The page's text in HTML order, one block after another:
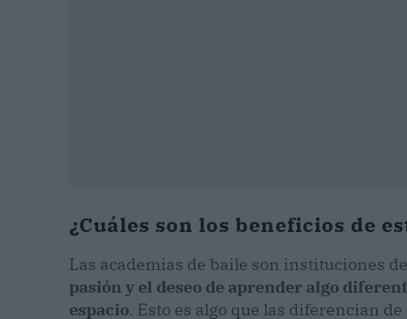
¿Cuáles son los beneficios de
Las academias de baile son instituciones
pasión y el deseo de aprender algo
espacio. Esto es algo que las diferencian